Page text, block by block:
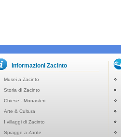
Informazioni Zacinto
Musei a Zacinto
Storia di Zacinto
Chiese - Monasteri
Arte & Cultura
I villaggi di Zacinto
Spiagge a Zante